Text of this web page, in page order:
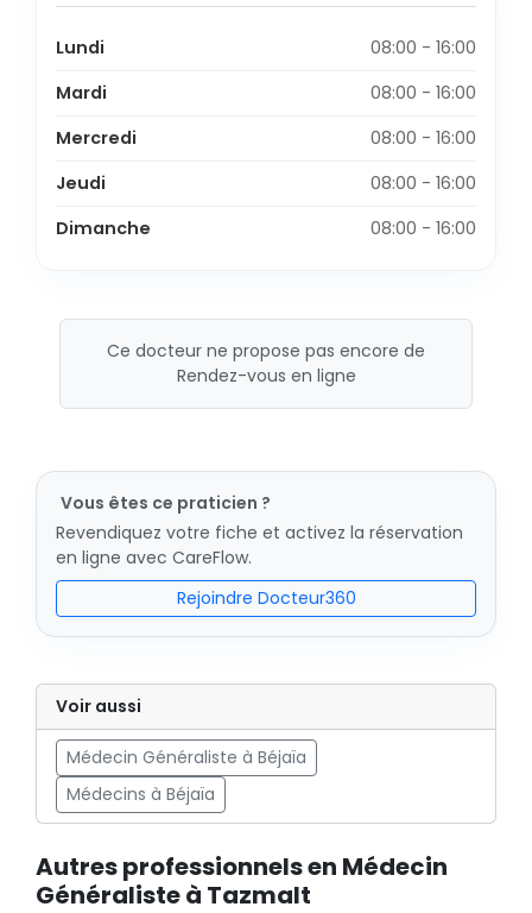
Lundi
08:00 - 16:00
Mardi
08:00 - 16:00
Mercredi
08:00 - 16:00
Jeudi
08:00 - 16:00
Dimanche
08:00 - 16:00
Ce docteur ne propose pas encore de
Rendez-vous en ligne
Vous êtes ce praticien ?
Revendiquez votre fiche et activez la réservation
en ligne avec CareFlow.
Rejoindre Docteur360
Voir aussi
Médecin Généraliste à Béjaïa
Médecins à Béjaïa
Autres professionnels en Médecin
Généraliste à Tazmalt